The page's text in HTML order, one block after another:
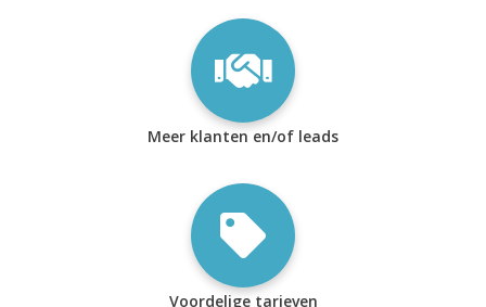
Meer klanten en/of leads
Voordelige tarieven